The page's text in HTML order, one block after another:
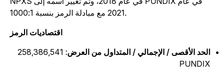
اقتصاديات الرمز
الأقصى / الإجمالي / المتداول من العرض : 258,386,541